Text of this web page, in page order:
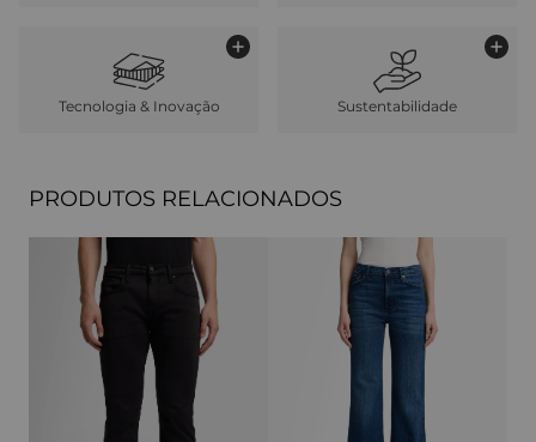
Tecnologia & Inovação Sustentabilidade
PRODUTOS RELACIONADOS